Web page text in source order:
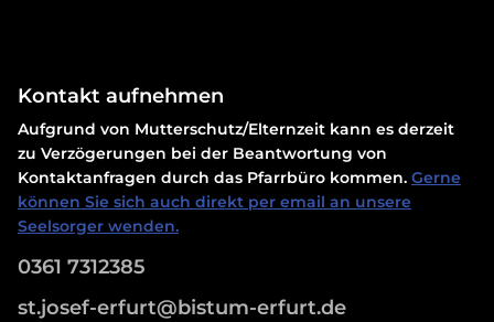
Kontakt aufnehmen
Aufgrund von Mutterschutz/Elternzeit kann es derzeit
zu Verzögerungen bei der Beantwortung von
Kontaktanfragen durch das Pfarrbüro kommen. Gerne
können Sie sich auch direkt per email an unsere
Seelsorger wenden.
0361 7312385
st.josef-erfurt@bistum-erfurt.de